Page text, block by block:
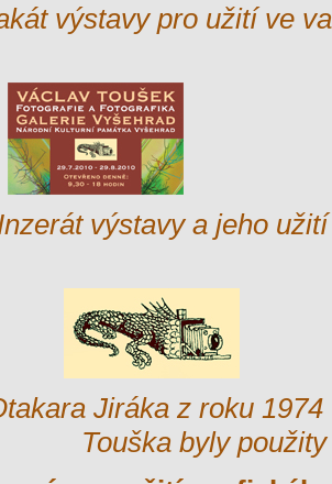
výstavy pro užití ve
výstavy a jeho
Jiráka z roku
Touška byly